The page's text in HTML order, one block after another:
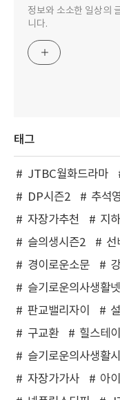
정보와 소소한 일상의
니다.
태그
JTBC월화드라마
DP시즌2
추석
자장가추천
지
슬의생시즌2
선
경이로운소문
슬기로운의사생활
판교밸리자이
구교환
힐스테
슬기로운의사생활
자장가가사
아